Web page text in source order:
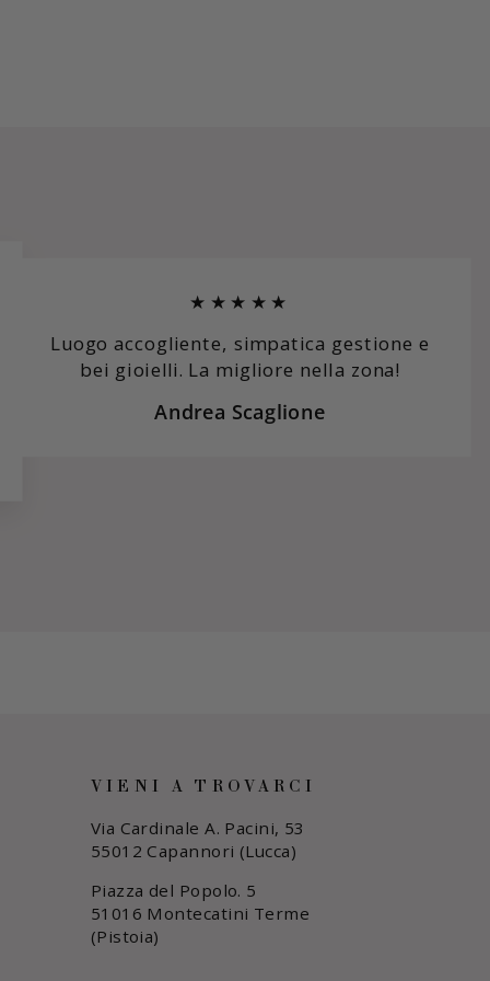
★★★★★
Luogo accogliente, simpatica gestione e
bei gioielli. La migliore nella zona!
Andrea Scaglione
VIENI A TROVARCI
Via Cardinale A. Pacini, 53
55012 Capannori (Lucca)
Piazza del Popolo. 5
51016 Montecatini Terme
(Pistoia)